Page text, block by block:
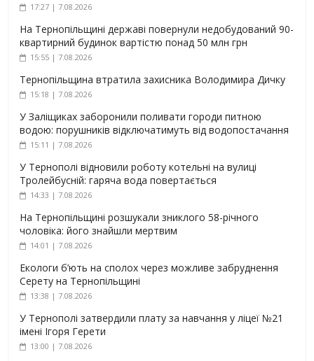
17:27 | 7.08.2026
На Тернопільщині державі повернули недобудований 90-
квартирний будинок вартістю понад 50 млн грн
15:55 | 7.08.2026
Тернопільщина втратила захисника Володимира Дичку
15:18 | 7.08.2026
У Заліщиках заборонили поливати городи питною
водою: порушників відключатимуть від водопостачання
15:11 | 7.08.2026
У Тернополі відновили роботу котельні на вулиці
Тролейбусній: гаряча вода повертається
14:33 | 7.08.2026
На Тернопільщині розшукали зниклого 58-річного
чоловіка: його знайшли мертвим
14:01 | 7.08.2026
Екологи б’ють на сполох через можливе забруднення
Серету на Тернопільщині
13:38 | 7.08.2026
У Тернополі затвердили плату за навчання у ліцеї №21
імені Ігоря Герети
13:00 | 7.08.2026